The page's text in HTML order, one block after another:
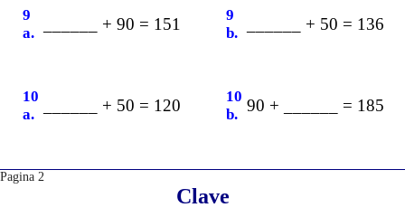
9
a.
______ + 90 = 151
9
b.
______ + 50 = 136
10
a.
______ + 50 = 120
10
b. 90 + ______ = 185
Pagina 2
Clave